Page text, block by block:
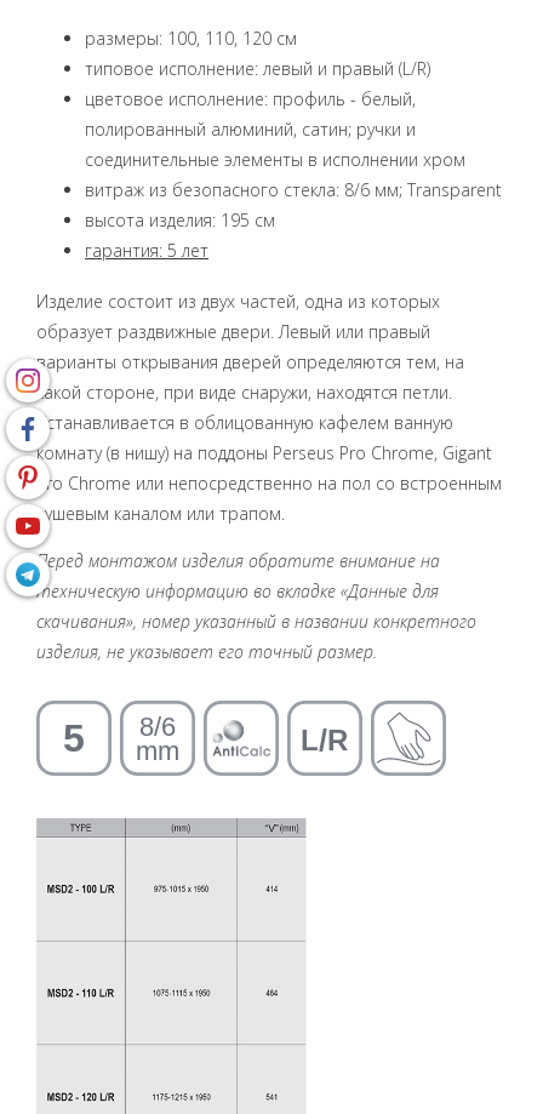
размеры: 100, 110, 120 cм
типовое исполнение: левый и правый (L/R)
цветовое исполнение: профиль - белый,
полированный алюминий, сатин; ручки и
соединительные элементы в исполнении хром
витраж из безопасного стекла: 8/6 мм; Transparent
высота изделия: 195 cм
гарантия: 5 лет
Изделие состоит из двух частей, одна из которых
образует раздвижные двери. Левый или правый
варианты открывания дверей определяются тем, на
какой стороне, при виде снаружи, находятся петли.
Устанавливается в облицованную кафелем ванную
комнату (в нишу) на поддоны Perseus Pro Chrome, Gigant
Pro Chrome или непосредственно на пол со встроенным
душевым каналом или трапом.
Перед монтажом изделия обратите внимание на
техническую информацию во вкладке «Данные для
скачивания», номер указанный в названии конкретного
изделия, не указывает его точный размер.